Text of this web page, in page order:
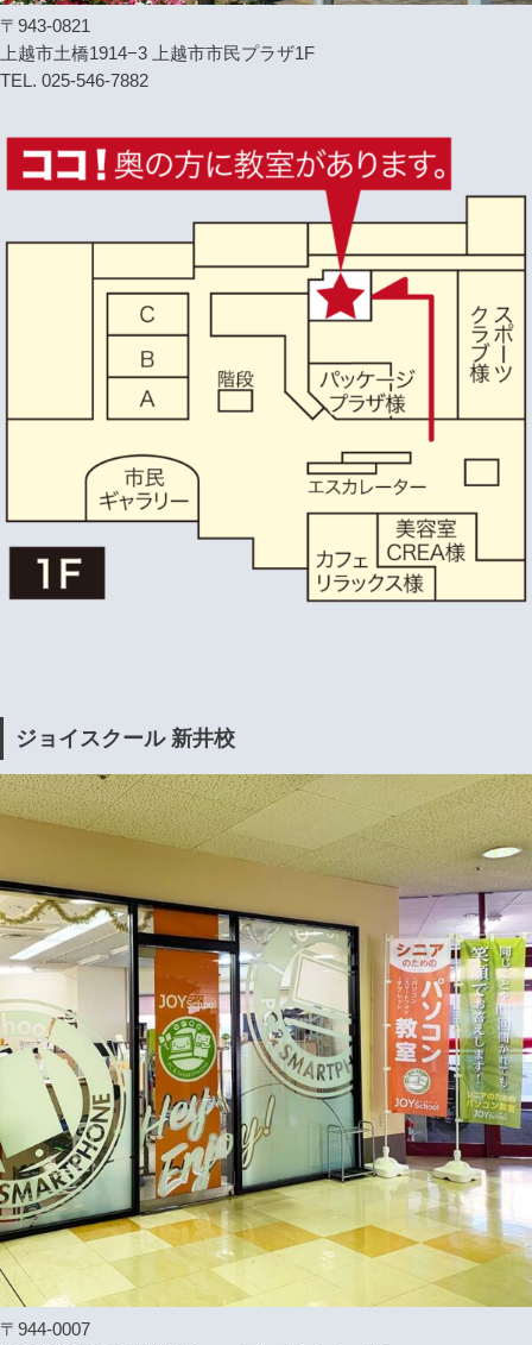
〒943-0821
上越市土橋1914−3 上越市市民プラザ1F
TEL. 025-546-7882
ジョイスクール 新井校
〒944-0007